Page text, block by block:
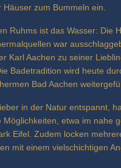
Häuser zum Bummeln ein.
Ruhms ist das Wasser: Die
war
Karl Aachen zu seiner
Badetradition wird heute
Bad Aachen
in der Natur entspannt,
Möglichkeiten, etwa im nahe
Eifel. Zudem locken
mit einem vielschichtigen